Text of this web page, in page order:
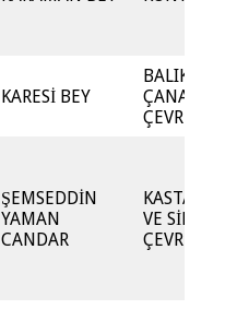
KARESİ BEY
BALIKESİR
ÇANAKKALE
ÇEVRESİ
ŞEMSEDDİN
YAMAN
CANDAR
VE SİNOP
ÇEVRESİ